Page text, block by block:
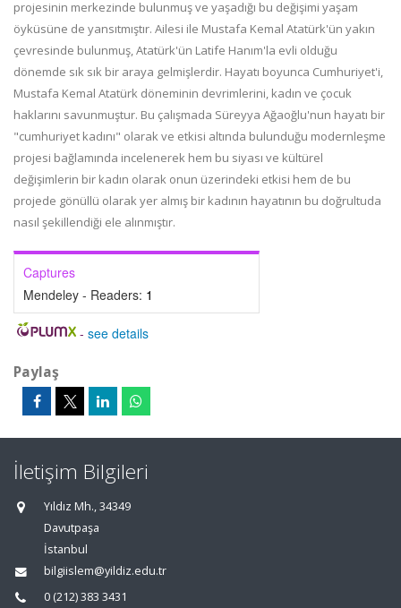
projesinin merkezinde bulunmuş ve yaşadığı bu değişimi yaşam
öyküsüne de yansıtmıştır. Ailesi ile Mustafa Kemal Atatürk'ün yakın
çevresinde bulunmuş, Atatürk'ün Latife Hanım'la evli olduğu
dönemde sık sık bir araya gelmişlerdir. Hayatı boyunca Cumhuriyet'i,
Mustafa Kemal Atatürk döneminin devrimlerini, kadın ve çocuk
haklarını savunmuştur. Bu çalışmada Süreyya Ağaoğlu'nun hayatı bir
"cumhuriyet kadını" olarak ve etkisi altında bulunduğu modernleşme
projesi bağlamında incelenerek hem bu siyası ve kültürel
değişimlerin bir kadın olarak onun üzerindeki etkisi hem de bu
projede gönüllü olarak yer almış bir kadının hayatının bu doğrultuda
nasıl şekillendiği ele alınmıştır.
Captures
Mendeley - Readers: 1
- see details
Paylaş
İletişim Bilgileri
Yıldız Mh., 34349
Davutpaşa
İstanbul
bilgiislem@yildiz.edu.tr
0 (212) 383 3431